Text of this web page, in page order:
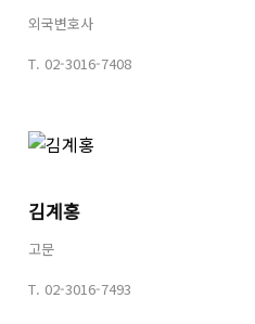
외국변호사
T. 02-3016-7408
김계홍
고문
T. 02-3016-7493